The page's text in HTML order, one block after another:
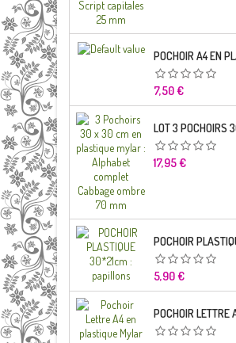
Prix
7,50 €
Prix
17,95 €
Prix
5,90 €